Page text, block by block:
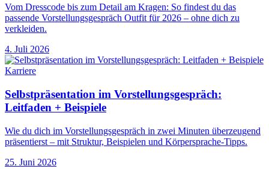
Vom Dresscode bis zum Detail am Kragen: So findest du das
passende Vorstellungsgespräch Outfit für 2026 – ohne dich zu
verkleiden.
4. Juli 2026
Karriere
Selbstpräsentation im Vorstellungsgespräch:
Leitfaden + Beispiele
Wie du dich im Vorstellungsgespräch in zwei Minuten überzeugend
präsentierst – mit Struktur, Beispielen und Körpersprache-Tipps.
25. Juni 2026